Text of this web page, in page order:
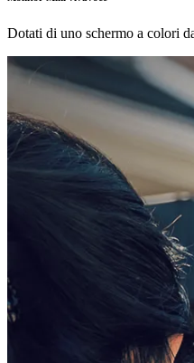
Dotati di uno schermo a colori